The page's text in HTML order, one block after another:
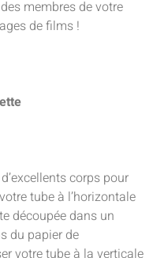
membres de votre
de films !
corps pour
tube à l’horizontale
découpée dans un
du papier de
votre tube à la verticale